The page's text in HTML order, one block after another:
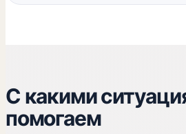
С какими
помогаем